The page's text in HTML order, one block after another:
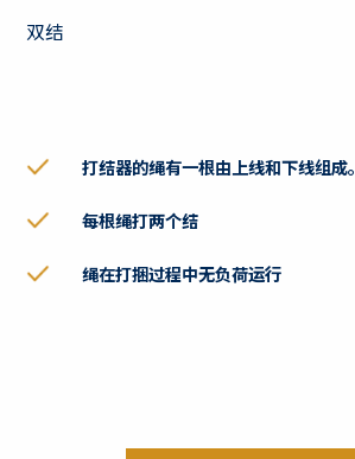
双结
打结器的绳有一根由上线和下线组成。
每根绳打两个结
绳在打捆过程中无负荷运行